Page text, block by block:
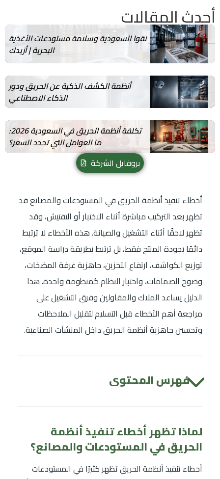
أحدث المقالات
نقوا السعودية وسلامة مستودعات الأغذية
البحرية | أزيدك
أنظمة الكشف الذكية عن الحريق ودور
الذكاء الاصطناعي
تكلفة أنظمة الحريق في السعودية 2026:
ما العوامل التي تحدد السعر؟
بروفايل الشركة
أخطاء تنفيذ أنظمة الحريق في المستودعات والمصانع قد
تظهر بعد التركيب مباشرة أثناء الاختبار أو التفتيش، وقد
تظهر لاحقًا أثناء التشغيل والصيانة. هذه الأخطاء لا ترتبط
دائمًا بجودة المنتج فقط، بل ترتبط بطريقة دراسة الموقع،
توزيع الكواشف، ارتفاع التخزين، جاهزية غرفة المضخات،
وضوح الصمامات، واختبار النظام كمنظومة واحدة. هذا
الدليل يساعد الملاك والمقاولين وفرق التشغيل على
مراجعة أهم الأخطاء قبل التسليم لتقليل الملاحظات
وتحسين جاهزية أنظمة الحريق داخل المنشآت الصناعية.
فهرس المحتوى
لماذا تظهر أخطاء تنفيذ أنظمة
الحريق في المستودعات والمصانع؟
أخطاء تنفيذ أنظمة الحريق تظهر كثيرًا في المستودعات